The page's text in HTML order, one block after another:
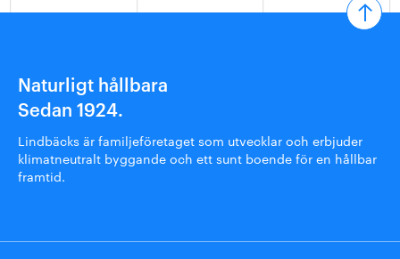
Naturligt hållbara
Sedan 1924.
Lindbäcks är familjeföretaget som utvecklar och erbjuder
klimatneutralt byggande och ett sunt boende för en hållbar
framtid.